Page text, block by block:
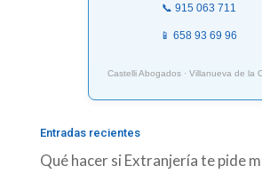
📞 915 063 711
📱 658 93 69 96
Castelli Abogados · Villanueva de la
Entradas recientes
Qué hacer si Extranjería te pide